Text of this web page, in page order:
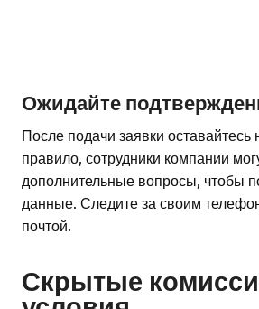
Ожидайте
После подачи заявки оставайтесь
правило, сотрудники компании
дополнительные вопросы, чтобы
данные. Следите за своим
почтой.
Скрытые